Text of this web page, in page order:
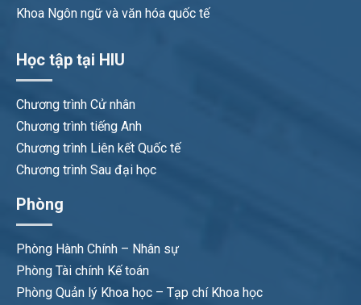
Khoa Ngôn ngữ và văn hóa quốc tế
Học tập tại HIU
Chương trình Cử nhân
Chương trình tiếng Anh
Chương trình Liên kết Quốc tế
Chương trình Sau đại học
Phòng
Phòng Hành Chính – Nhân sự
Phòng Tài chính Kế toán
Phòng Quản lý Khoa học – Tạp chí Khoa học